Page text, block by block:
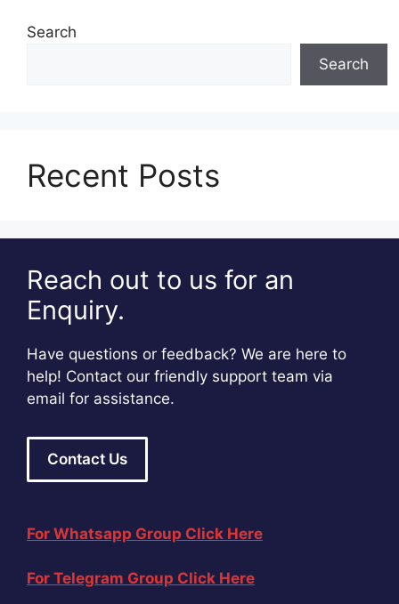
Search
Search
Recent Posts
Reach out to us for an
Enquiry.
Have questions or feedback? We are here to
help! Contact our friendly support team via
email for assistance.
Contact Us
For Whatsapp Group Click Here
For Telegram Group Click Here